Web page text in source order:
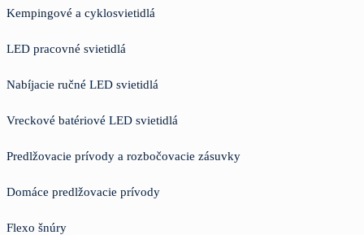
Kempingové a cyklosvietidlá
LED pracovné svietidlá
Nabíjacie ručné LED svietidlá
Vreckové batériové LED svietidlá
Predlžovacie prívody a rozbočovacie zásuvky
Domáce predlžovacie prívody
Flexo šnúry